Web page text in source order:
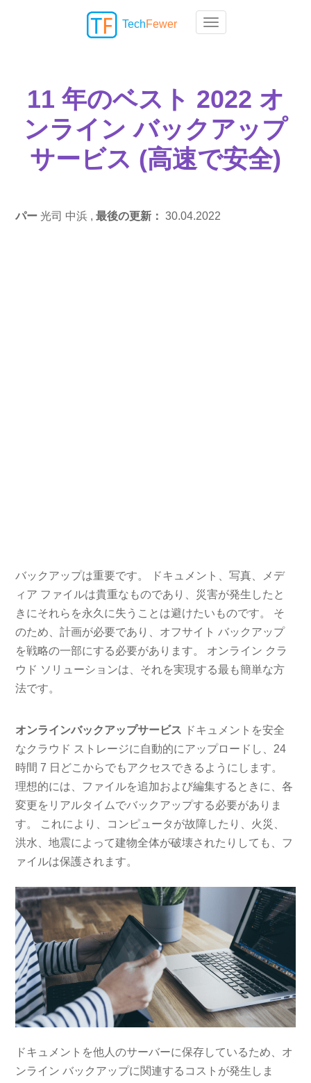
Toggle navigation
TechFewer
11 年のベスト 2022 オ
ンライン バックアップ
サービス (高速で安全)
パー 光司 中浜 ,最後の更新：30.04.2022
バックアップは重要です。 ドキュメント、写真、メデ
ィア ファイルは貴重なものであり、災害が発生したと
きにそれらを永久に失うことは避けたいものです。 そ
のため、計画が必要であり、オフサイト バックアップ
を戦略の一部にする必要があります。 オンライン クラ
ウド ソリューションは、それを実現する最も簡単な方
法です。
オンラインバックアップサービス ドキュメントを安全
なクラウド ストレージに自動的にアップロードし、24
時間 7 日どこからでもアクセスできるようにします。
理想的には、ファイルを追加および編集するときに、各
変更をリアルタイムでバックアップする必要がありま
す。 これにより、コンピュータが故障したり、火災、
洪水、地震によって建物全体が破壊されたりしても、フ
ァイルは保護されます。
ドキュメントを他人のサーバーに保存しているため、オ
ンライン バックアップに関連するコストが発生しま